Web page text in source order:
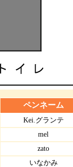
ペンネーム
Kei.グランテ
mel
zato
いなかみ